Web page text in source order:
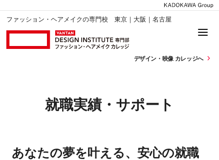
ファッション・ヘアメイクの専門校 東京｜大阪｜名古屋
デザイン・ 映像 カレッジへ
就職実績・サポート
あなたの夢を叶える、安心の就職